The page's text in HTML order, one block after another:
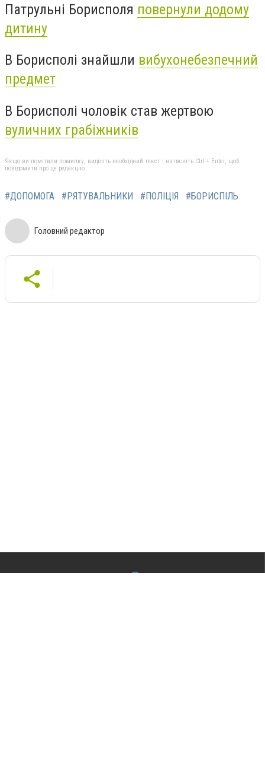
Патрульні Борисполя повернули додому
дитину
В Борисполі знайшли вибухонебезпечний
предмет
В Борисполі чоловік став жертвою
вуличних грабіжників
Якщо ви помітили помилку, виділіть необхідний текст і натисніть Ctrl + Enter, щоб
повідомити про це редакцію
#ДОПОМОГА #РЯТУВАЛЬНИКИ #ПОЛІЦІЯ #БОРИСПІЛЬ
Головний редактор